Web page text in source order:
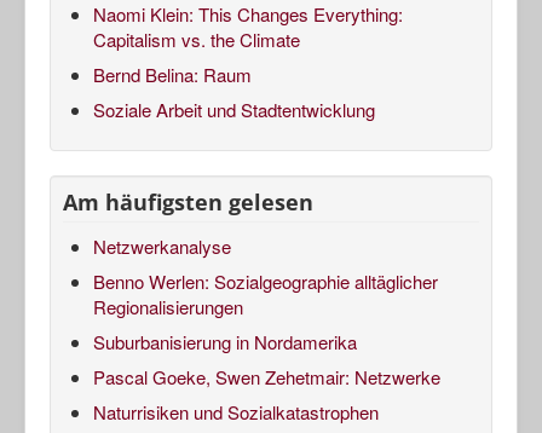
Naomi Klein: This Changes Everything:
Capitalism vs. the Climate
Bernd Belina: Raum
Soziale Arbeit und Stadtentwicklung
Am häufigsten gelesen
Netzwerkanalyse
Benno Werlen: Sozialgeographie alltäglicher
Regionalisierungen
Suburbanisierung in Nordamerika
Pascal Goeke, Swen Zehetmair: Netzwerke
Naturrisiken und Sozialkatastrophen